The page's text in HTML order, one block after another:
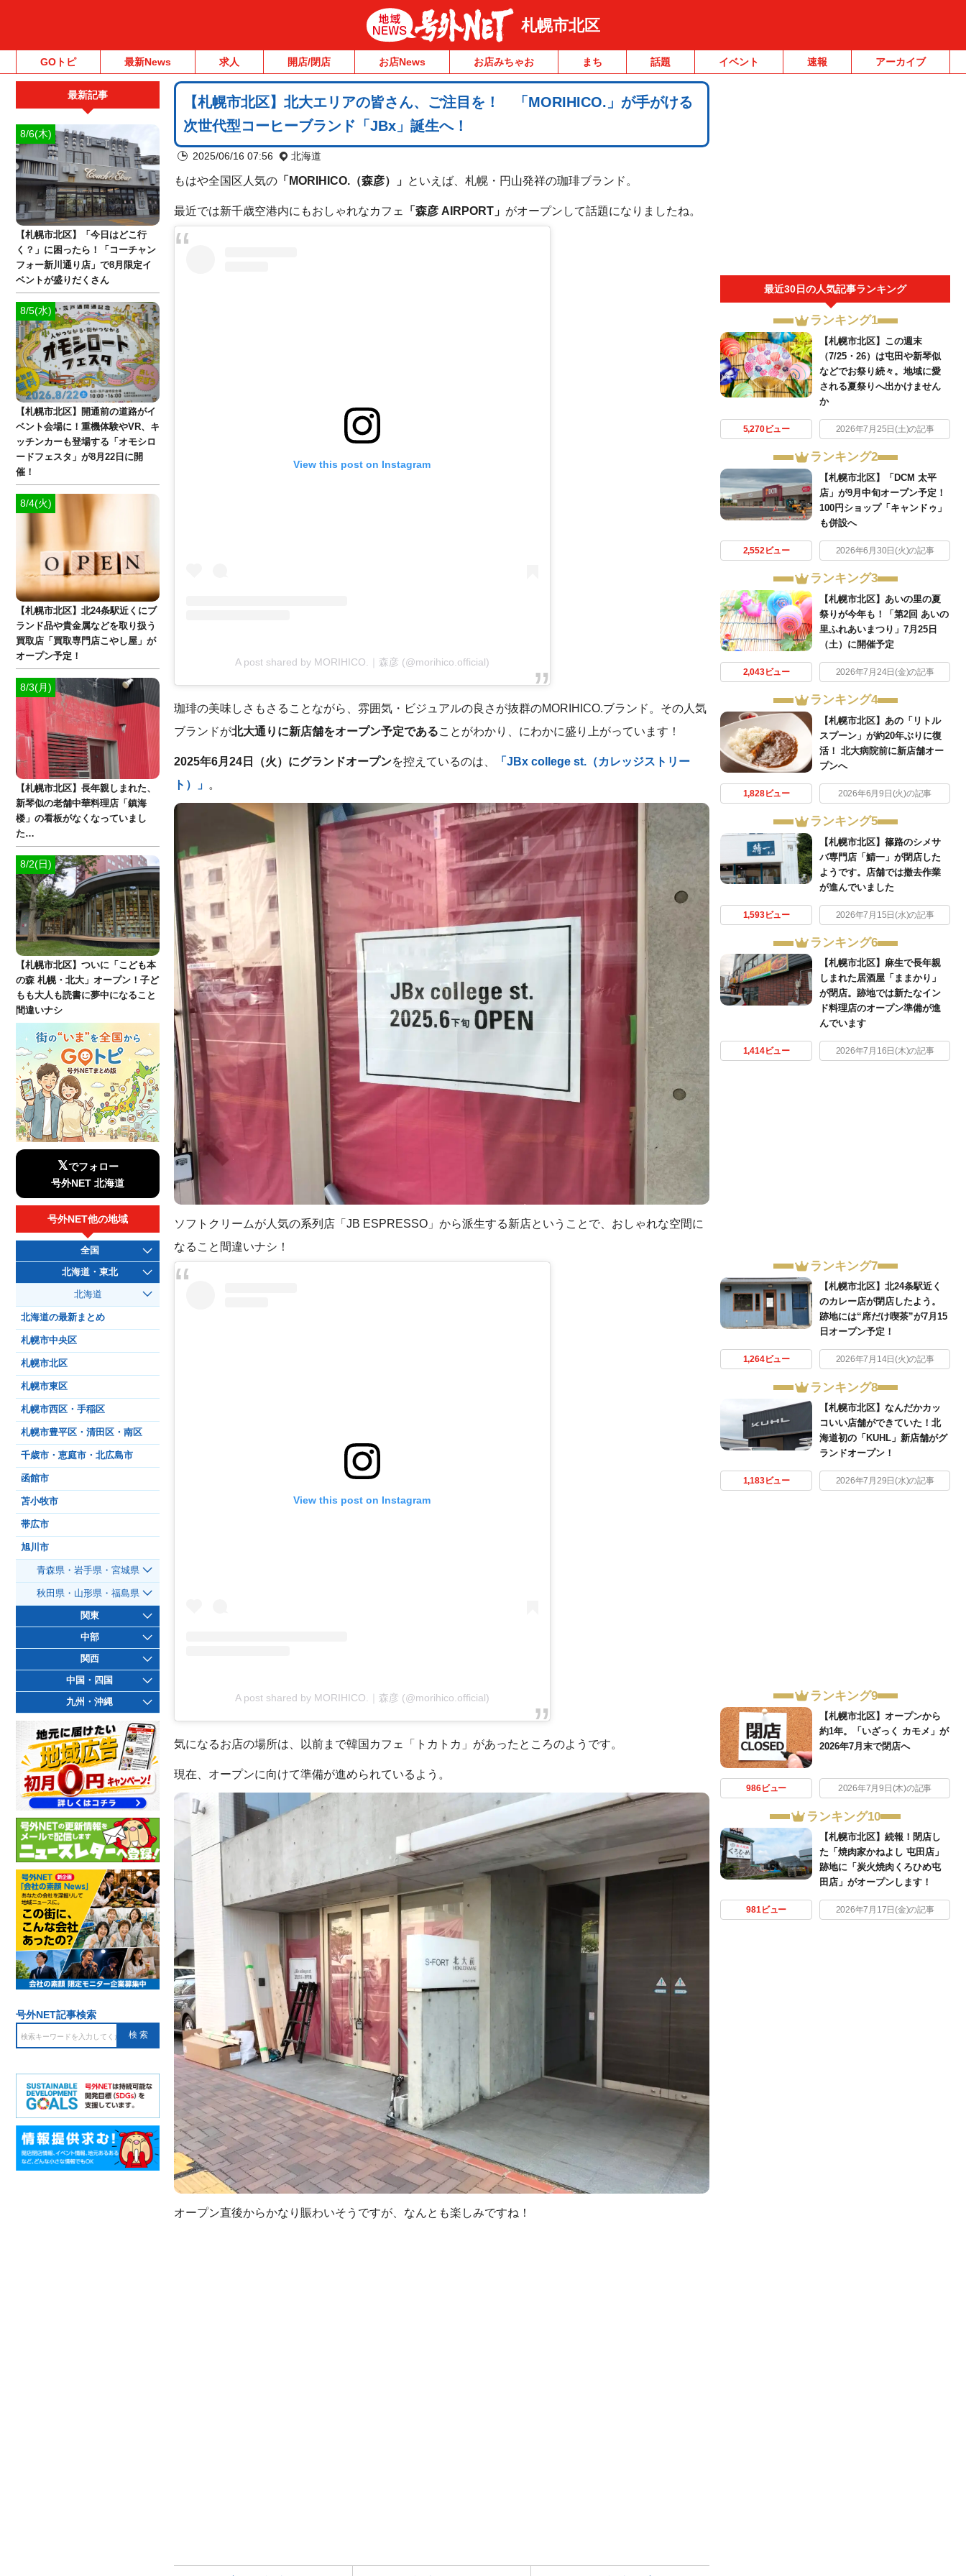
札幌市北区
GOトピ 最新News 求人 開店/閉店 お店News お店みちゃお まち 話題 イベント 速報 アーカイブ
【札幌市北区】北大エリアの皆さん、ご注目を！ 「MORIHICO.」が手がける
次世代型コーヒーブランド「JBx」誕生へ！
2025/06/16 07:56 北海道
もはや全国区人気の 「MORIHICO.（森彦）」 といえば、札幌・円山発祥の珈琲ブランド。
最近では新千歳空港内にもおしゃれなカフェ 「森彦 AIRPORT」 がオープンして話題になりましたね。
View this post on Instagram
A post shared by MORIHICO.｜森彦 (@morihico.official)
珈琲の美味しさもさることながら、雰囲気・ビジュアルの良さが抜群のMORIHICO.ブランド。その人気
ブランドが北大通りに新店舗をオープン予定であることがわかり、にわかに盛り上がっています！
2025年6月24日（火）にグランドオープンを控えているのは、
「JBx college st.（カレッジストリー
ト）」 。
ソフトクリームが人気の系列店「JB ESPRESSO」から派生する新店ということで、おしゃれな空間に
なること間違いナシ！
View this post on Instagram
A post shared by MORIHICO.｜森彦 (@morihico.official)
気になるお店の場所は、以前まで韓国カフェ「トカトカ」があったところのようです。
現在、オープンに向けて準備が進められているよう。
オープン直後からかなり賑わいそうですが、なんとも楽しみですね！
最近30日の人気記事ランキング
ランキング1
【札幌市北区】この週末
（7/25・26）は屯田や新琴似
などでお祭り続々。地域に愛
される夏祭りへ出かけません
か
5,270ビュー 2026年7月25日(土)の記事
ランキング2
【札幌市北区】「DCM 太平
店」が9月中旬オープン予定！
100円ショップ「キャンドゥ」
も併設へ
2,552ビュー 2026年6月30日(火)の記事
ランキング3
【札幌市北区】あいの里の夏
祭りが今年も！「第2回 あいの
里ふれあいまつり」7月25日
（土）に開催予定
2,043ビュー 2026年7月24日(金)の記事
ランキング4
【札幌市北区】あの「リトル
スプーン」が約20年ぶりに復
活！ 北大病院前に新店舗オー
プンへ
1,828ビュー 2026年6月9日(火)の記事
ランキング5
【札幌市北区】篠路のシメサ
バ専門店「鯖一」が閉店した
ようです。店舗では撤去作業
が進んでいました
1,593ビュー 2026年7月15日(水)の記事
ランキング6
【札幌市北区】麻生で長年親
しまれた居酒屋「ままかり」
が閉店。跡地では新たなイン
ド料理店のオープン準備が進
んでいます
1,414ビュー 2026年7月16日(木)の記事
ランキング7
【札幌市北区】北24条駅近く
のカレー店が閉店したよう。
跡地には“席だけ喫茶”が7月15
日オープン予定！
1,264ビュー 2026年7月14日(火)の記事
ランキング8
【札幌市北区】なんだかカッ
コいい店舗ができていた！北
海道初の「KUHL」新店舗がグ
ランドオープン！
1,183ビュー 2026年7月29日(水)の記事
ランキング9
【札幌市北区】オープンから
約1年。「いざっく カモメ」が
2026年7月末で閉店へ
986ビュー 2026年7月9日(木)の記事
ランキング10
【札幌市北区】続報！閉店し
た「焼肉家かねよし 屯田店」
跡地に「炭火焼肉くろひめ屯
田店」がオープンします！
981ビュー 2026年7月17日(金)の記事
最新記事
8/6(木)
【札幌市北区】「今日はどこ行
く？」に困ったら！「コーチャン
フォー新川通り店」で8月限定イ
ベントが盛りだくさん
8/5(水)
【札幌市北区】開通前の道路がイ
ベント会場に！重機体験やVR、キ
ッチンカーも登場する「オモシロ
ードフェスタ」が8月22日に開
催！
8/4(火)
【札幌市北区】北24条駅近くにブ
ランド品や貴金属などを取り扱う
買取店「買取専門店こやし屋」が
オープン予定！
8/3(月)
【札幌市北区】長年親しまれた、
新琴似の老舗中華料理店「鎮海
楼」の看板がなくなっていまし
た…
8/2(日)
【札幌市北区】ついに「こども本
の森 札幌・北大」オープン！子ど
もも大人も読書に夢中になること
間違いナシ
𝕏でフォロー
号外NET 北海道
号外NET他の地域
全国
北海道・東北
北海道
北海道の最新まとめ
札幌市中央区
札幌市北区
札幌市東区
札幌市西区・手稲区
札幌市豊平区・清田区・南区
千歳市・恵庭市・北広島市
函館市
苫小牧市
帯広市
旭川市
青森県・岩手県・宮城県
秋田県・山形県・福島県
関東
中部
関西
中国・四国
九州・沖縄
号外NET記事検索